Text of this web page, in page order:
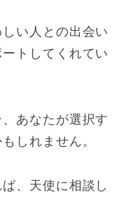
い人との出会い
トしてくれてい
あなたが選択す
しれません。
、天使に相談し